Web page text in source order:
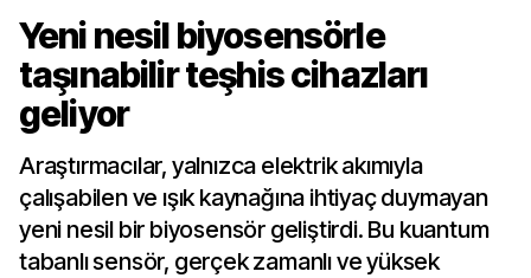
Yeni nesil biyosensörle
taşınabilir teşhis cihazları
geliyor
Araştırmacılar, yalnızca elektrik akımıyla
çalışabilen ve ışık kaynağına ihtiyaç duymayan
yeni nesil bir biyosensör geliştirdi. Bu kuantum
tabanlı sensör, gerçek zamanlı ve yüksek